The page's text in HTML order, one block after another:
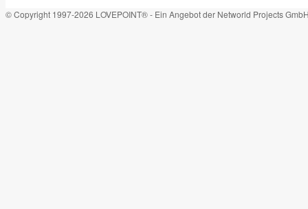
© Copyright 1997-2026 LOVEPOINT® - Ein Angebot der Networld Projects